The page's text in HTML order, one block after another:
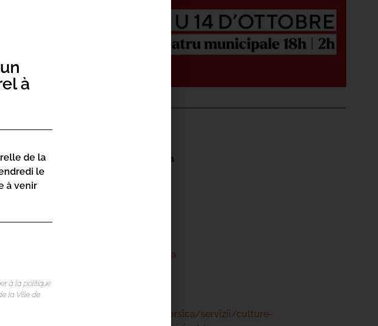
et
!
Teatru Municipale di Bastia
theatre@bastia.corsica
https://www.bastia.corsica/servizii/culture-
à
de la
le
à venir
à la politique
la Ville de